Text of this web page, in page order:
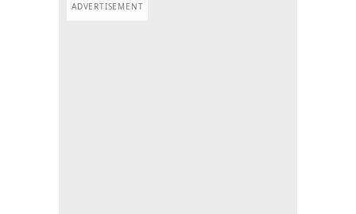
ADVERTISEMENT